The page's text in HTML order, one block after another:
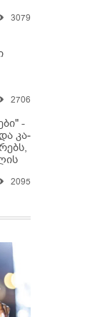
3079
2706
-
კა­
2095